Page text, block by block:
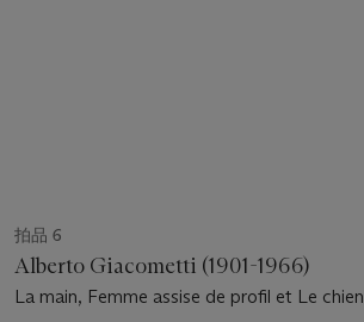
拍品 6
Alberto Giacometti (1901-1966)
La main, Femme assise de profil et Le chien